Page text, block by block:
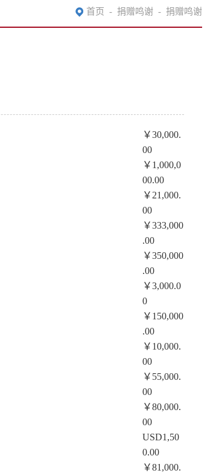
首页 - 捐赠鸣谢 - 捐赠鸣谢
￥30,000.
00
￥1,000,0
00.00
￥21,000.
00
￥333,000
.00
￥350,000
.00
￥3,000.0
0
￥150,000
.00
￥10,000.
00
￥55,000.
00
￥80,000.
00
USD1,50
0.00
￥81,000.